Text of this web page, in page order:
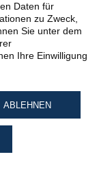
Daten für
zu Zweck,
Sie unter dem
Ihre Einwilligung
ABLEHNEN